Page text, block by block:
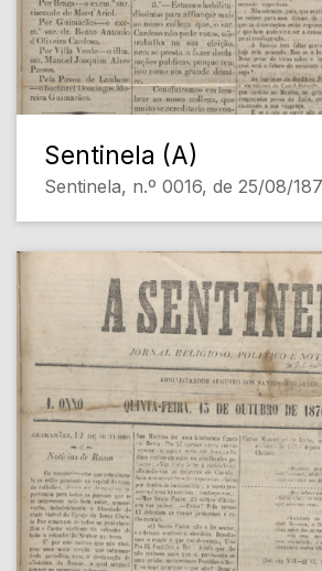
Sentinela (A)
Sentinela, n.º 0016, de 25/08/